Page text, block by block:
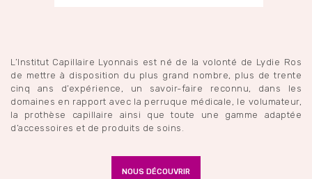
L’Institut Capillaire Lyonnais est né de la volonté de Lydie Ros
de mettre à disposition du plus grand nombre, plus de trente
cinq ans d’expérience, un savoir-faire reconnu, dans les
domaines en rapport avec la perruque médicale, le volumateur,
la prothèse capillaire ainsi que toute une gamme adaptée
d’accessoires et de produits de soins.
NOUS DÉCOUVRIR